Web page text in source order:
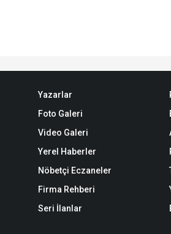
Yazarlar
Foto Galeri
Video Galeri
Yerel Haberler
Nöbetçi Eczaneler
Firma Rehberi
Seri İlanlar